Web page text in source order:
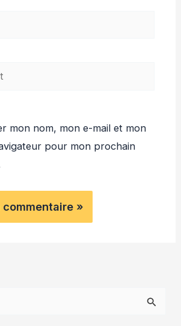
mon nom, mon e-mail et mon
pour mon prochain